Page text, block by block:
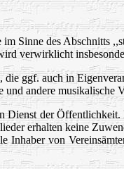
Sinne des Abschnitts
verwirklicht
ggf. auch in
andere musikalische
der
erhalten keine
von